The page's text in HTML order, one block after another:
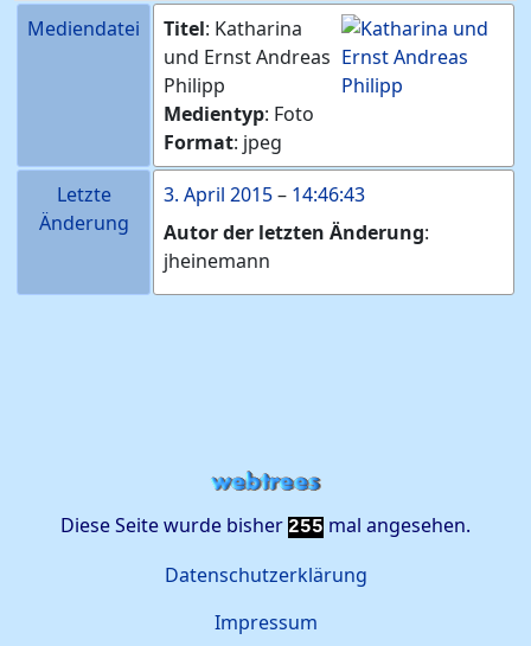
Mediendatei Titel: Katharina
und Ernst Andreas
Philipp
Medientyp: Foto
Format: jpeg
Letzte
Änderung
3. April 2015– 14:46:43
Autor der letzten Änderung:
jheinemann
Diese Seite wurde bisher 255 mal angesehen.
Datenschutzerklärung
Impressum